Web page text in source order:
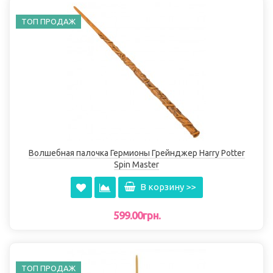
ТОП ПРОДАЖ
Волшебная палочка Гермионы Грейнджер Harry Potter
Spin Master
В корзину >>
599.00грн.
ТОП ПРОДАЖ